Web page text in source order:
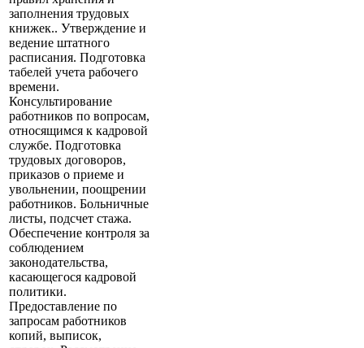
заполнения трудовых
книжек.. Утверждение и
ведение штатного
расписания. Подготовка
табелей учета рабочего
времени.
Консультирование
работников по вопросам,
относящимся к кадровой
службе. Подготовка
трудовых договоров,
приказов о приеме и
увольнении, поощрении
работников. Больничные
листы, подсчет стажа.
Обеспечение контроля за
соблюдением
законодательства,
касающегося кадровой
политики.
Предоставление по
запросам работников
копий, выписок,